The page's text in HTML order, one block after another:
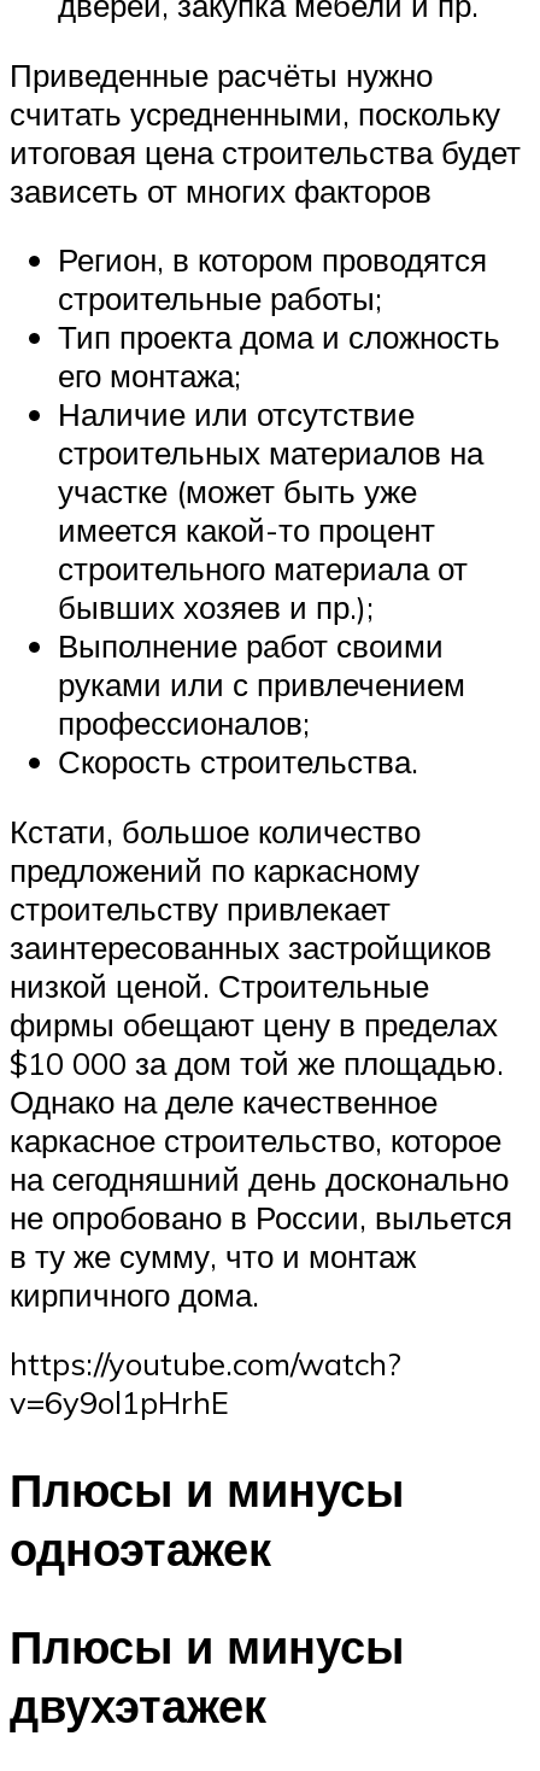
Приведенные расчёты нужно
считать усредненными, поскольку
итоговая цена строительства будет
зависеть от многих факторов
Регион, в котором проводятся
строительные работы;
Тип проекта дома и сложность
его монтажа;
Наличие или отсутствие
строительных материалов на
участке (может быть уже
имеется какой-то процент
строительного материала от
бывших хозяев и пр.);
Выполнение работ своими
руками или с привлечением
профессионалов;
Скорость строительства.
Кстати, большое количество
предложений по каркасному
строительству привлекает
заинтересованных застройщиков
низкой ценой. Строительные
фирмы обещают цену в пределах
$10 000 за дом той же площадью.
Однако на деле качественное
каркасное строительство, которое
на сегодняшний день досконально
не опробовано в России, выльется
в ту же сумму, что и монтаж
кирпичного дома.
https://youtube.com/watch?
v=6y9ol1pHrhE
Плюсы и минусы
одноэтажек
Плюсы и минусы
двухэтажек